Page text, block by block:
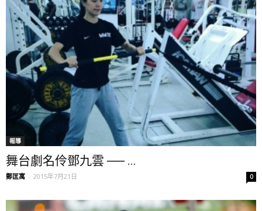
報導
舞台劇名伶鄧九雲 ── ...
鄭匡寓 - 2015年7月21日 0